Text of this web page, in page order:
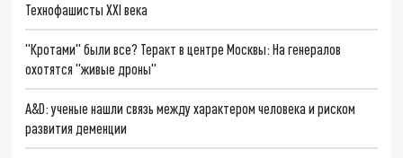
Технофашисты XXI века
"Кротами" были все? Теракт в центре Москвы: На генералов
охотятся "живые дроны"
A&D: ученые нашли связь между характером человека и риском
развития деменции